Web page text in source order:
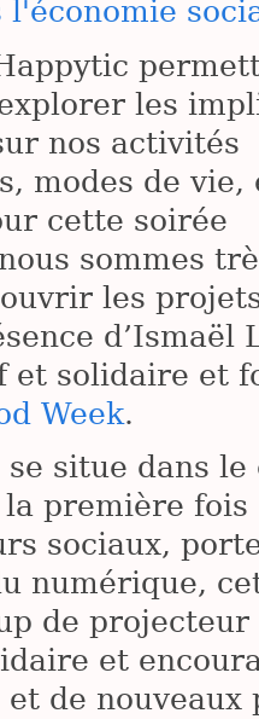
l'économie
les
nos activités
modes de vie,
cette soirée
sommes
les
d’Ismaël
et solidaire et
Week.
se situe dans
première
sociaux,
numérique,
de
et
et de nouveaux